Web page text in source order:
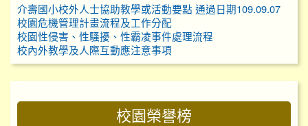
介壽國小校外人士協助教學或活動要點 通過日期109.09.07
校園危機管理計畫流程及工作分配
校園性侵害、性騷擾、性霸凌事件處理流程
校內外教學及人際互動應注意事項
校園榮譽榜